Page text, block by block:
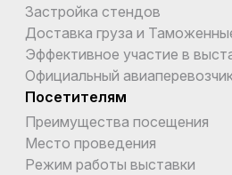
Застройка стендов
Доставка груза и
Эффективное участие в
Официальный
Посетителям
Преимущества посещения
Место проведения
Режим работы выставки